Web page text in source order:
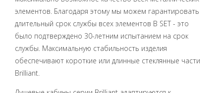
элементов. Благодаря этому мы можем гарантировать
длительный срок службы всех элементов B SET - это
было подтверждено 30-летним испытанием на срок
службы. Максимальную стабильность изделия
обеспечивают короткие или длинные стеклянные части
Brilliant.